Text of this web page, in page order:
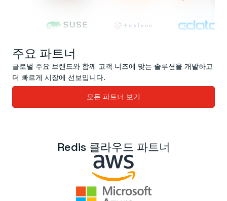
주요 파트너
글로벌 주요 브랜드와 함께 고객 니즈에 맞는 솔루션을 개발하고
더 빠르게 시장에 선보입니다.
모든 파트너 보기
Redis 클라우드 파트너